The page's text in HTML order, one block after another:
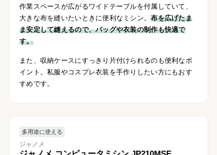
作業スペースが広がるワイドテーブルを付属していて、
大きな布を縫いたいときに便利なミシン。布を広げたま
ま安定して縫えるので、バッグや衣装の制作も快適で
す。
また、収納ケースにすっきり片付けられるのも便利なポ
イント。私服やコスプレ衣装を手作りしたい方にもおす
すめです。
多用途に使える
ジャノメ